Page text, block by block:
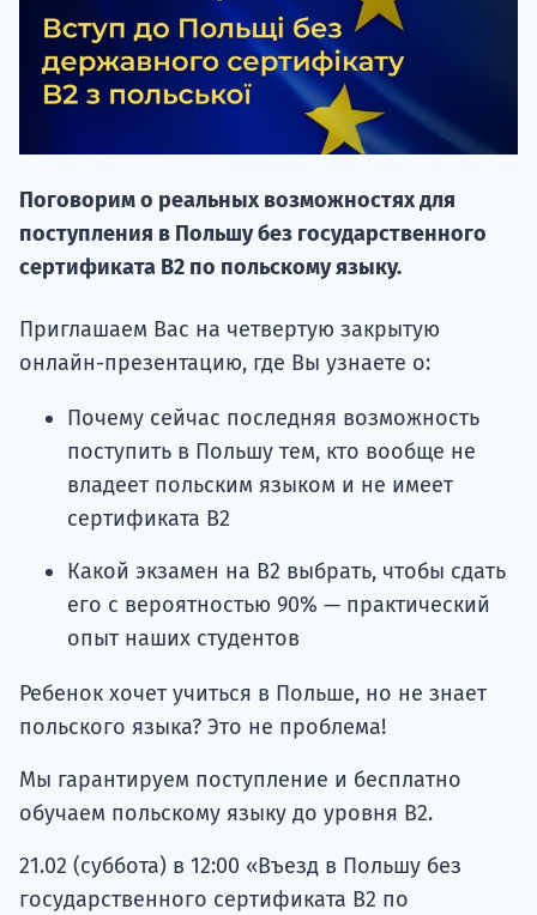
Поговорим о реальных возможностях для
поступления в Польшу без государственного
сертификата B2 по польскому языку.
Приглашаем Вас на четвертую закрытую
онлайн-презентацию, где Вы узнаете о:
Почему сейчас последняя возможность
поступить в Польшу тем, кто вообще не
владеет польским языком и не имеет
сертификата B2
Какой экзамен на B2 выбрать, чтобы сдать
его с вероятностью 90% — практический
опыт наших студентов
Ребенок хочет учиться в Польше, но не знает
польского языка? Это не проблема!
Мы гарантируем поступление и бесплатно
обучаем польскому языку до уровня B2.
21.02 (суббота) в 12:00 «Въезд в Польшу без
государственного сертификата B2 по
НАБОР